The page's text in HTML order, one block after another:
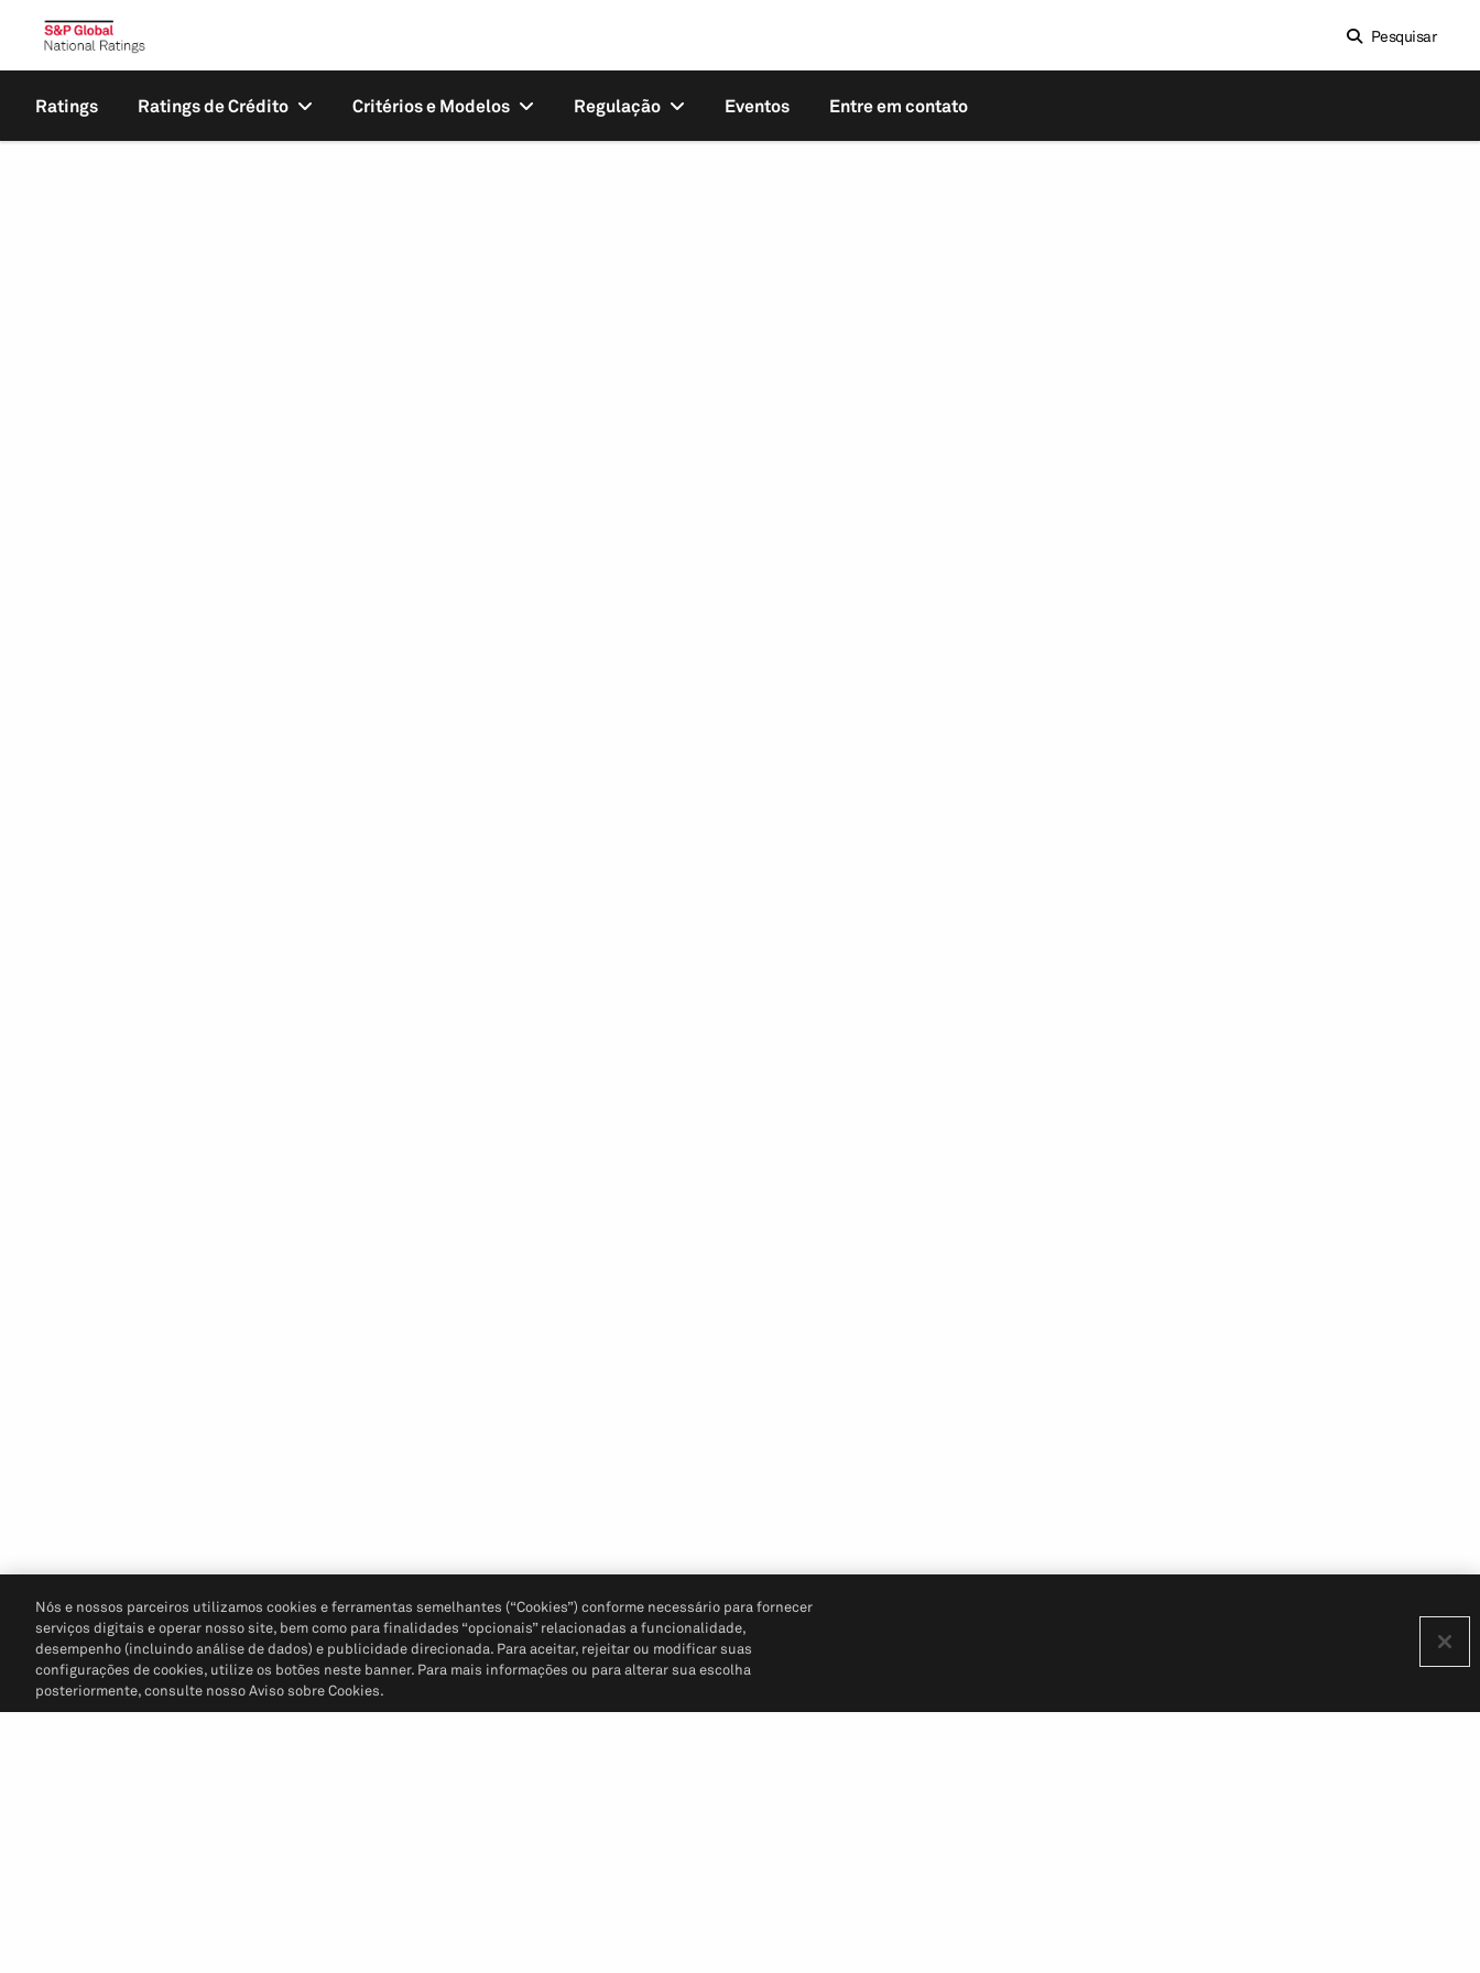
Pesquisar
Ratings Ratings de Crédito Critérios e Modelos Regulação Eventos Entre em contato
Nós e nossos parceiros utilizamos cookies e ferramentas semelhantes (“Cookies”) conforme necessário para fornecer
serviços digitais e operar nosso site, bem como para finalidades “opcionais” relacionadas a funcionalidade,
desempenho (incluindo análise de dados) e publicidade direcionada. Para aceitar, rejeitar ou modificar suas
configurações de cookies, utilize os botões neste banner. Para mais informações ou para alterar sua escolha
posteriormente, consulte nosso Aviso sobre Cookies.